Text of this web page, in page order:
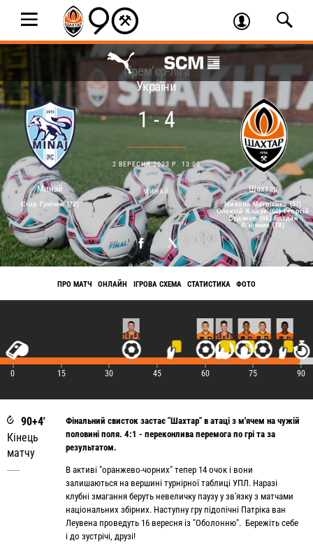
Минай
Єгор Гунічев (72)
Прем’єр-ліга
України
1 - 4
2 ВЕРЕСНЯ 2023 Р. 13:00
МИНАЙ Шахтар
Микола Матвієнко (37)
Олексій Кащук (60) Георгій
Судаков (66) Богдан
В᾽юнник (78)
ПРО МАТЧ ОНЛАЙН ІГРОВА СХЕМА СТАТИСТИКА ФОТО
|
0
|
15
|
30
|
45
|
60
|
75
|
90
90+4'
Кінець
матчу
Фінальний свисток застає "Шахтар" в атаці з м'ячем на чужій
половині поля. 4:1 - переконлива перемога по грі та за
результатом.
В активі "оранжево-чорних" тепер 14 очок і вони
залишаються на вершині турнірної таблиці УПЛ. Наразі
клубні змагання беруть невеличку паузу у зв'язку з матчами
національних збірних. Наступну гру підопічні Патріка ван
Леувена проведуть 16 вересня із "Оболонню". Бережіть себе
і до зустрічі, друзі!